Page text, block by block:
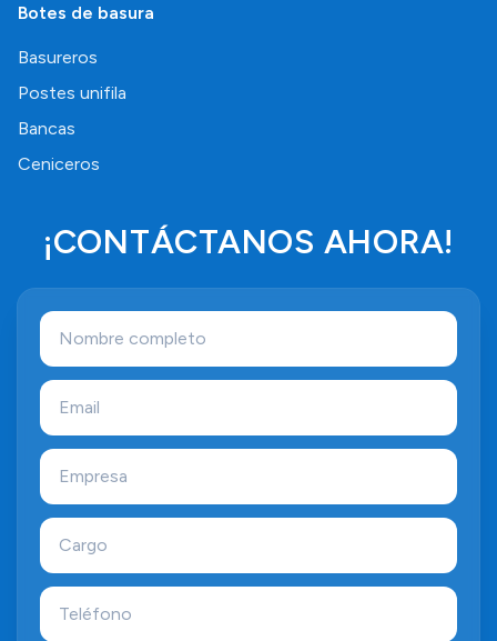
Botes de basura
Basureros
Postes unifila
Bancas
Ceniceros
¡CONTÁCTANOS AHORA!